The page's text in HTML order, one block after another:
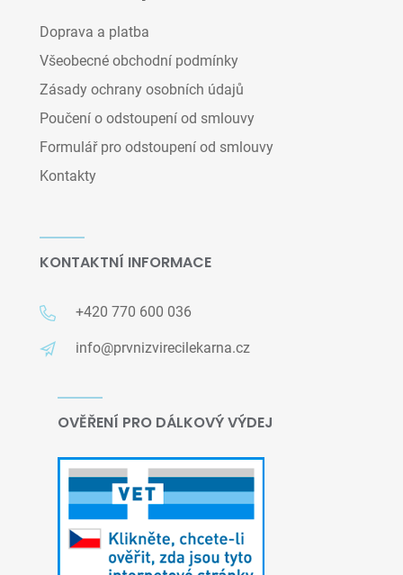
Doprava a platba
Všeobecné obchodní podmínky
Zásady ochrany osobních údajů
Poučení o odstoupení od smlouvy
Formulář pro odstoupení od smlouvy
Kontakty
KONTAKTNÍ INFORMACE
+420 770 600 036
info@prvnizvirecilekarna.cz
OVĚŘENÍ PRO DÁLKOVÝ VÝDEJ